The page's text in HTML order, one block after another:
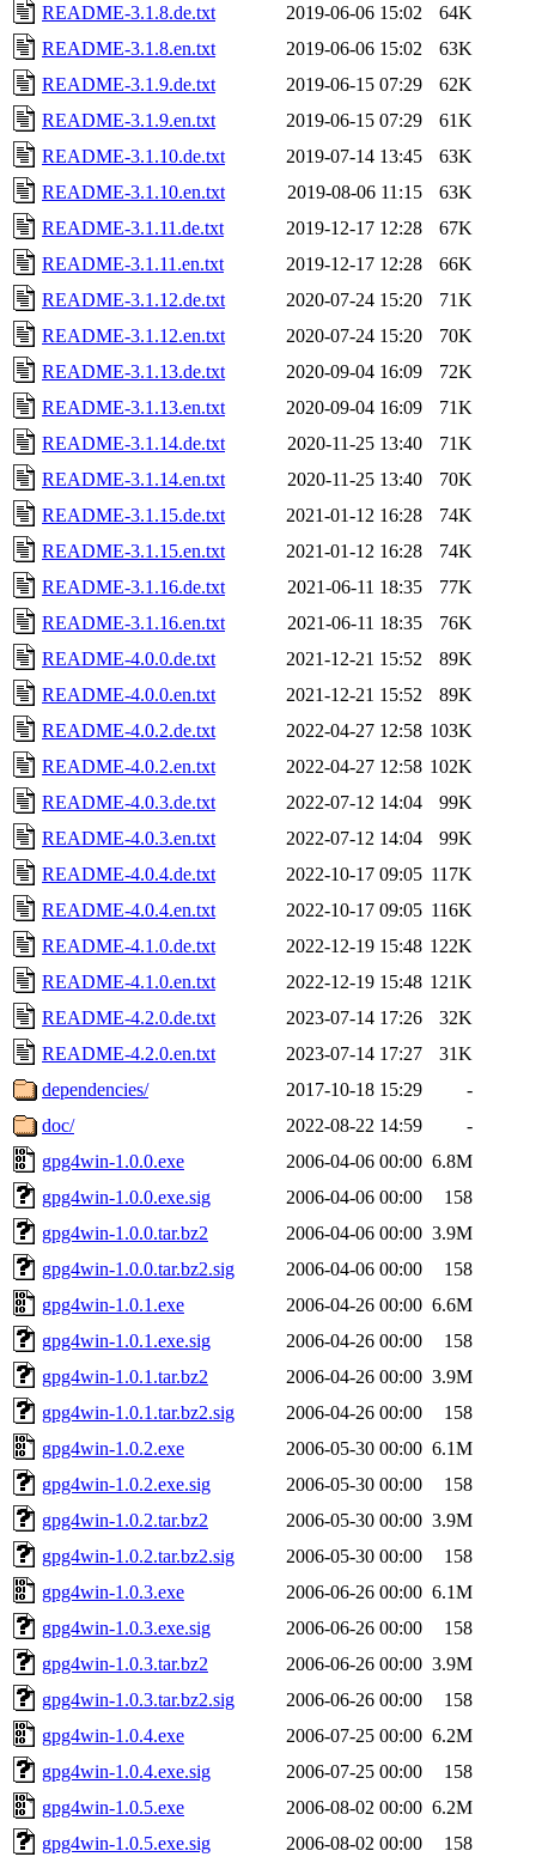
README-3.1.8.de.txt
2019-06-06 15:02
64K
README-3.1.8.en.txt
2019-06-06 15:02
63K
README-3.1.9.de.txt
2019-06-15 07:29
62K
README-3.1.9.en.txt
2019-06-15 07:29
61K
README-3.1.10.de.txt
2019-07-14 13:45
63K
README-3.1.10.en.txt
2019-08-06 11:15
63K
README-3.1.11.de.txt
2019-12-17 12:28
67K
README-3.1.11.en.txt
2019-12-17 12:28
66K
README-3.1.12.de.txt
2020-07-24 15:20
71K
README-3.1.12.en.txt
2020-07-24 15:20
70K
README-3.1.13.de.txt
2020-09-04 16:09
72K
README-3.1.13.en.txt
2020-09-04 16:09
71K
README-3.1.14.de.txt
2020-11-25 13:40
71K
README-3.1.14.en.txt
2020-11-25 13:40
70K
README-3.1.15.de.txt
2021-01-12 16:28
74K
README-3.1.15.en.txt
2021-01-12 16:28
74K
README-3.1.16.de.txt
2021-06-11 18:35
77K
README-3.1.16.en.txt
2021-06-11 18:35
76K
README-4.0.0.de.txt
2021-12-21 15:52
89K
README-4.0.0.en.txt
2021-12-21 15:52
89K
README-4.0.2.de.txt
2022-04-27 12:58 103K
README-4.0.2.en.txt
2022-04-27 12:58 102K
README-4.0.3.de.txt
2022-07-12 14:04
99K
README-4.0.3.en.txt
2022-07-12 14:04
99K
README-4.0.4.de.txt
2022-10-17 09:05 117K
README-4.0.4.en.txt
2022-10-17 09:05 116K
README-4.1.0.de.txt
2022-12-19 15:48 122K
README-4.1.0.en.txt
2022-12-19 15:48 121K
README-4.2.0.de.txt
2023-07-14 17:26
32K
README-4.2.0.en.txt
2023-07-14 17:27
31K
dependencies/
2017-10-18 15:29
-
doc/
2022-08-22 14:59
-
gpg4win-1.0.0.exe
2006-04-06 00:00 6.8M
gpg4win-1.0.0.exe.sig
2006-04-06 00:00
158
gpg4win-1.0.0.tar.bz2
2006-04-06 00:00 3.9M
gpg4win-1.0.0.tar.bz2.sig
2006-04-06 00:00
158
gpg4win-1.0.1.exe
2006-04-26 00:00 6.6M
gpg4win-1.0.1.exe.sig
2006-04-26 00:00
158
gpg4win-1.0.1.tar.bz2
2006-04-26 00:00 3.9M
gpg4win-1.0.1.tar.bz2.sig
2006-04-26 00:00
158
gpg4win-1.0.2.exe
2006-05-30 00:00 6.1M
gpg4win-1.0.2.exe.sig
2006-05-30 00:00
158
gpg4win-1.0.2.tar.bz2
2006-05-30 00:00 3.9M
gpg4win-1.0.2.tar.bz2.sig
2006-05-30 00:00
158
gpg4win-1.0.3.exe
2006-06-26 00:00 6.1M
gpg4win-1.0.3.exe.sig
2006-06-26 00:00
158
gpg4win-1.0.3.tar.bz2
2006-06-26 00:00 3.9M
gpg4win-1.0.3.tar.bz2.sig
2006-06-26 00:00
158
gpg4win-1.0.4.exe
2006-07-25 00:00 6.2M
gpg4win-1.0.4.exe.sig
2006-07-25 00:00
158
gpg4win-1.0.5.exe
2006-08-02 00:00 6.2M
gpg4win-1.0.5.exe.sig
2006-08-02 00:00 158